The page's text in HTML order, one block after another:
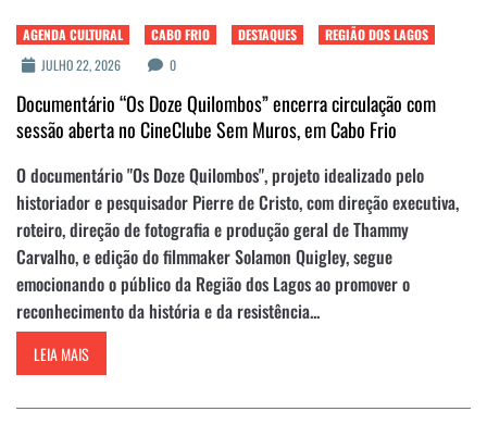
AGENDA CULTURAL CABO FRIO DESTAQUES
REGIÃO DOS LAGOS
JULHO 22, 2026
0
Documentário “Os Doze Quilombos” encerra circulação com
sessão aberta no CineClube Sem Muros, em Cabo Frio
O documentário "Os Doze Quilombos", projeto idealizado pelo
historiador e pesquisador Pierre de Cristo, com direção executiva,
roteiro, direção de fotografia e produção geral de Thammy
Carvalho, e edição do filmmaker Solamon Quigley, segue
emocionando o público da Região dos Lagos ao promover o
reconhecimento da história e da resistência...
LEIA MAIS